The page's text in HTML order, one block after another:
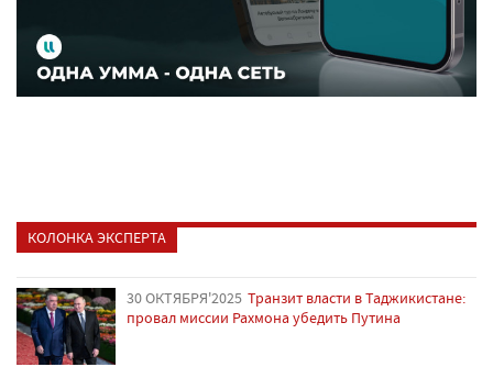
КОЛОНКА ЭКСПЕРТА
30 ОКТЯБРЯ'2025 Транзит власти в Таджикистане:
провал миссии Рахмона убедить Путина